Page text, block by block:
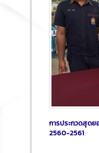
การประกวดสุด
2560-2561